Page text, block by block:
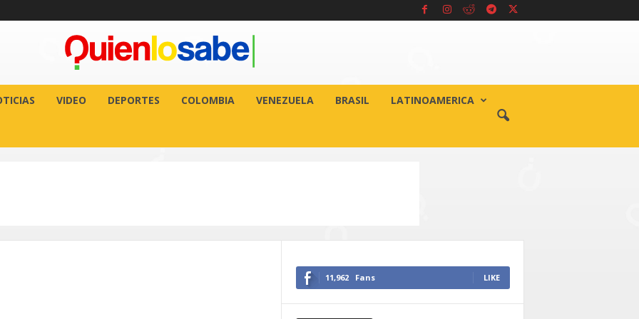
VIDEO DEPORTES COLOMBIA VENEZUELA BRASIL LATINOAMERICA
11,962 Fans LIKE